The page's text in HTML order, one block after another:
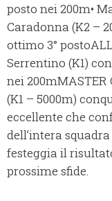
posto nei 200m•
Caradonna (K2 –
ottimo 3°
Serrentino (K1)
nei 200mMASTER
(K1 – 5000m)
eccellente che
dell’intera
festeggia il
prossime sfide.